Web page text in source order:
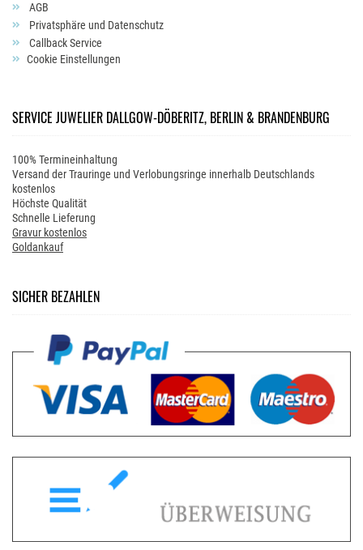
AGB
Privatsphäre und Datenschutz
Callback Service
Cookie Einstellungen
SERVICE JUWELIER DALLGOW-DÖBERITZ, BERLIN & BRANDENBURG
100% Termineinhaltung
Versand der Trauringe und Verlobungsringe innerhalb Deutschlands
kostenlos
Höchste Qualität
Schnelle Lieferung
Gravur kostenlos
Goldankauf
SICHER BEZAHLEN